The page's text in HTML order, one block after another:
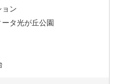
ョン
タ光が丘公園